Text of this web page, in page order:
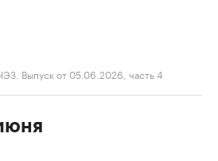
Выпуск от 05.06.2026, часть 4